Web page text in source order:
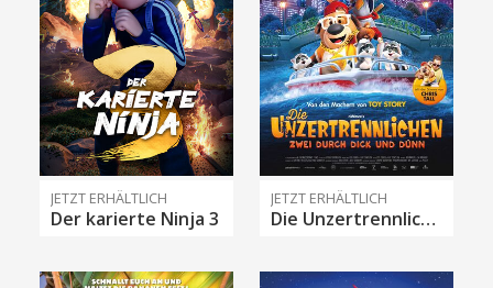
JETZT ERHÄLTLICH
Der karierte Ninja 3
JETZT ERHÄLTLICH
Die Unzertrennlichen – Zwei durch dick und dünn